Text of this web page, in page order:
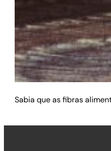
Sabia que as fibras